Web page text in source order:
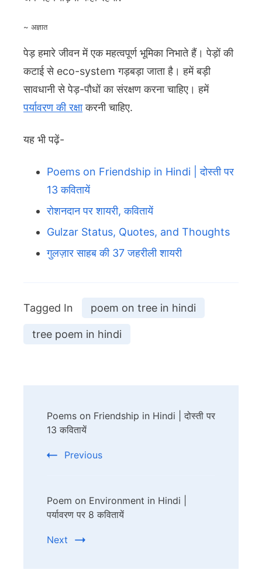
~ अज्ञात
पेड़ हमारे जीवन में एक महत्वपूर्ण भूमिका निभाते हैं। पेड़ों की
कटाई से eco-system गड़बड़ा जाता है। हमें बड़ी
सावधानी से पेड़-पौधों का संरक्षण करना चाहिए। हमें
पर्यावरण की रक्षाकरनी चाहिए.
यह भी पढ़ें-
Poems on Friendship in Hindi | दोस्ती पर
13 कवितायें
रोशनदान पर शायरी, कवितायें
Gulzar Status, Quotes, and Thoughts
गुलज़ार साहब की 37 जहरीली शायरी
Tagged In poem on tree in hindi
tree poem in hindi
Navigation
Poems on Friendship in Hindi | दोस्ती पर
13 कवितायें
Previous
Poem on Environment in Hindi |
पर्यावरण पर 8 कवितायें
Next